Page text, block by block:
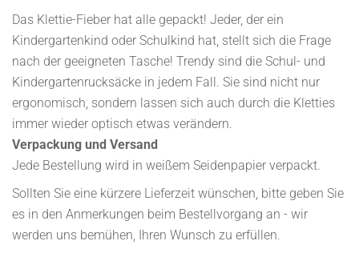
Das Klettie-Fieber hat alle gepackt! Jeder, der ein
Kindergartenkind oder Schulkind hat, stellt sich die Frage
nach der geeigneten Tasche! Trendy sind die Schul- und
Kindergartenrucksäcke in jedem Fall. Sie sind nicht nur
ergonomisch, sondern lassen sich auch durch die Kletties
immer wieder optisch etwas verändern.
Verpackung und Versand
Jede Bestellung wird in weißem Seidenpapier verpackt.
Sollten Sie eine kürzere Lieferzeit wünschen, bitte geben Sie
es in den Anmerkungen beim Bestellvorgang an - wir
werden uns bemühen, Ihren Wunsch zu erfüllen.